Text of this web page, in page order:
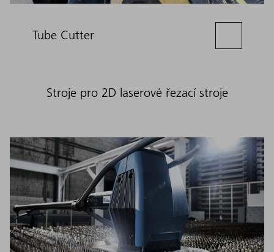
Tube Cutter
Stroje pro 2D laserové řezací stroje